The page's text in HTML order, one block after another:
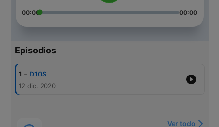
00:00 00:00
Episodios
1 - D10S
12 dic. 2020
Ver todo